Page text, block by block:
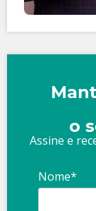
o
Assine e
Nome*